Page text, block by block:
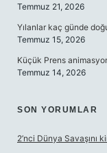
Temmuz 21, 2026
Yılanlar kaç günde
Temmuz 15, 2026
Küçük Prens
Temmuz 14, 2026
SON YORUMLAR
2’nci Dünya Savaşını